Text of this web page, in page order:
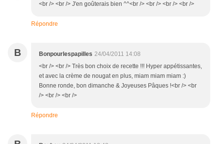
<br /> <br /> J'en goûterais bien ^^<br /> <br /> <br /> <br />
Répondre
B Bonpourlespapilles 24/04/2011 14:08
<br /> <br /> Très bon choix de recette !!! Hyper appétissantes,
et avec la crème de nougat en plus, miam miam miam :)
Bonne ronde, bon dimanche & Joyeuses Pâques !<br /> <br
/> <br /> <br />
Répondre